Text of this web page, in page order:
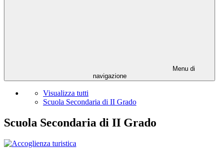
Menu di
navigazione
Visualizza tutti
Scuola Secondaria di II Grado
Scuola Secondaria di II Grado